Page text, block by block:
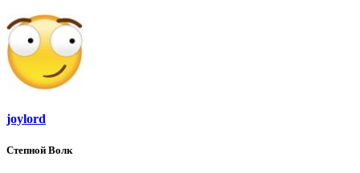
joylord
Степной Волк